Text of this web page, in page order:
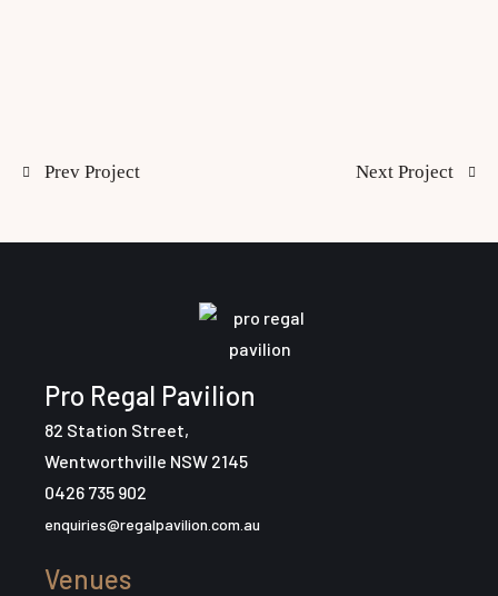
Prev Project Next Project
Pro Regal Pavilion
82 Station Street,
Wentworthville NSW 2145
0426 735 902
enquiries@regalpavilion.com.au
Venues